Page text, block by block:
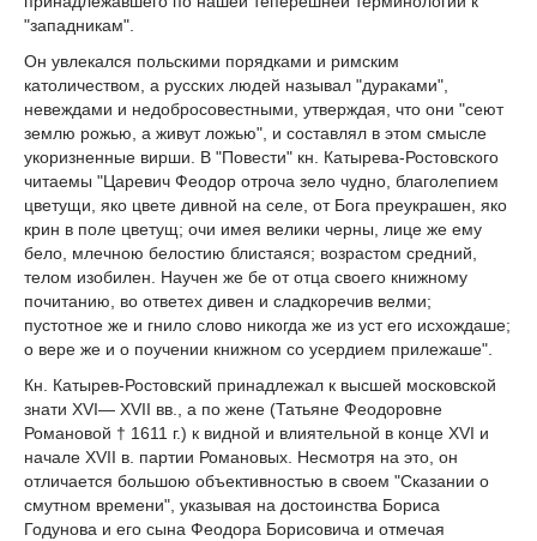
"западникам".
Он увлекался польскими порядками и римским
католичеством, а русских людей называл "дураками",
невеждами и недобросовестными, утверждая, что они "сеют
землю рожью, а живут ложью", и составлял в этом смысле
укоризненные вирши. В "Повести" кн. Катырева-Ростовского
читаемы "Царевич Феодор отроча зело чудно, благолепием
цветущи, яко цвете дивной на селе, от Бога преукрашен, яко
крин в поле цветущ; очи имея велики черны, лице же ему
бело, млечною белостию блистаяся; возрастом средний,
телом изобилен. Научен же бе от отца своего книжному
почитанию, во ответех дивен и сладкоречив велми;
пустотное же и гнило слово никогда же из уст его исхождаше;
о вере же и о поучении книжном со усердием прилежаше".
Кн. Катырев-Ростовский принадлежал к высшей московской
знати XVI— ХVII вв., а по жене (Татьяне Феодоровне
Романовой † 1611 г.) к видной и влиятельной в конце XVI и
начале ХVII в. партии Романовых. Несмотря на это, он
отличается большою объективностью в своем "Сказании о
смутном времени", указывая на достоинства Бориса
Годунова и его сына Феодора Борисовича и отмечая